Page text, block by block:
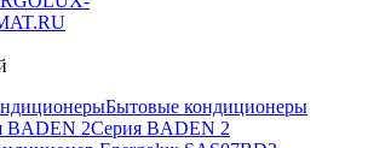
Бытовые кондиционеры
Серия BADEN 2